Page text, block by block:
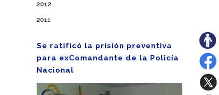
2012
2011
Se ratificó la prisión preventiva
para exComandante de la Policía
Nacional